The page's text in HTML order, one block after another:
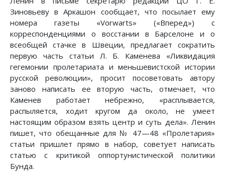
Зиновьеву в Аркашон сообщает, что посылает ему
номера газеты «Vorwarts» («Вперед») с
корреспонденциями о восстании в Барселоне и о
всеобщей стачке в Швеции, предлагает сократить
первую часть статьи Л. Б. Каменева «Ликвидация
гегемонии пролетариата и меньшевистской истории
русской революции», просит посоветовать автору
заново написать ее вторую часть, отмечает, что
Каменев работает небрежно, «расплывается,
распыляется, ходит кругом да около, не умеет
настоящим образом взять центр и суть дела». Ленин
пишет, что обещанные для № 47—48 «Пролетария»
статьи пришлет прямо в набор, советует написать
статью с критикой оппортунистической политики
Бунда.